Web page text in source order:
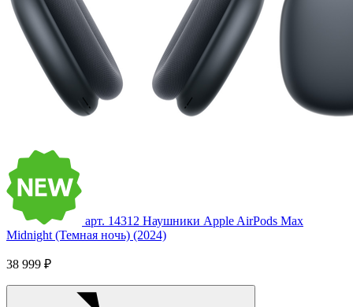
арт. 14312 Наушники Apple AirPods Max
Midnight (Темная ночь) (2024)
38 999 ₽